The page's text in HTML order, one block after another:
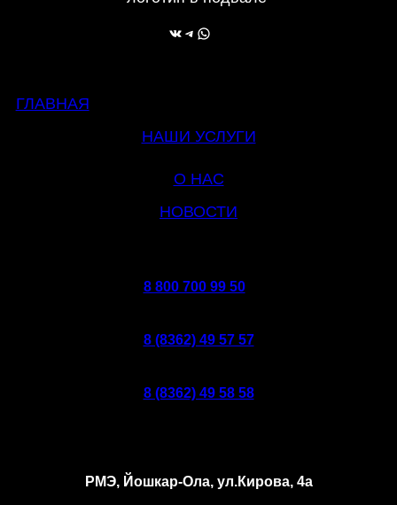
ВКонтакте Telegram WhatsApp
ГЛАВНАЯ
НАШИ УСЛУГИ
О НАС
НОВОСТИ
8 800 700 99 50
8 (8362) 49 57 57
8 (8362) 49 58 58
РМЭ, Йошкар-Ола, ул.Кирова, 4а